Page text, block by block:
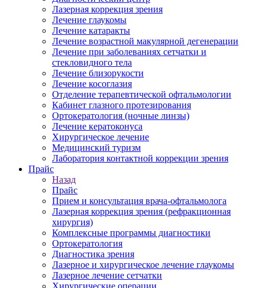
Лазерная коррекция зрения
Лечение глаукомы
Лечение катаракты
Лечение возрастной макулярной дегенерации
Лечение при заболеваниях сетчатки и
стекловидного тела
Лечение близорукости
Лечение косоглазия
Отделение терапевтической офтальмологии
Кабинет глазного протезирования
Ортокератология (ночные линзы)
Лечение кератоконуса
Хирургическое лечение
Медицинский туризм
Лаборатория контактной коррекции зрения
Прайс
Назад
Прайс
Прием и консультация врача-офтальмолога
Лазерная коррекция зрения (рефракционная
хирургия)
Комплексные программы диагностики
Ортокератология
Диагностика зрения
Лазерное и хирургическое лечение глаукомы
Лазерное лечение сетчатки
Хирургические операции